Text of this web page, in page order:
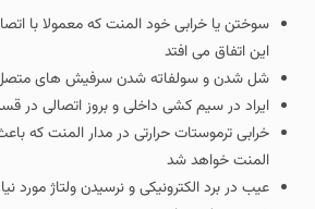
سوختن یا خرابی خود المنت که معمولا با
این اتفاق می افتد
شل شدن و سولفاته شدن سرفیش های
ایراد در سیم کشی داخلی و بروز اتصالی در
خرابی ترموستات حرارتی در مدار المنت که
المنت خواهد شد
عیب در برد الکترونیکی و نرسیدن ولتاژ مورد